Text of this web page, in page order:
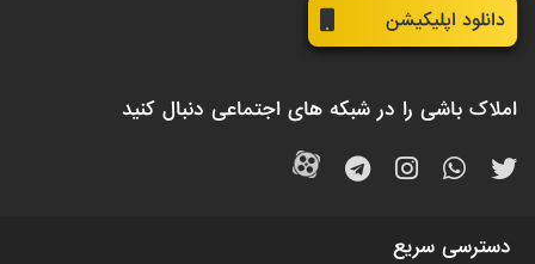
دانلود اپلیکیشن
املاک باشی را در شبکه های اجتماعی دنبال کنید
دسترسی سریع